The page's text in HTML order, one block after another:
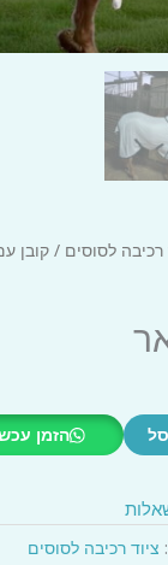
רכיבה לסוסים / קובן
הזמן
ציוד רכיבה לסוסים